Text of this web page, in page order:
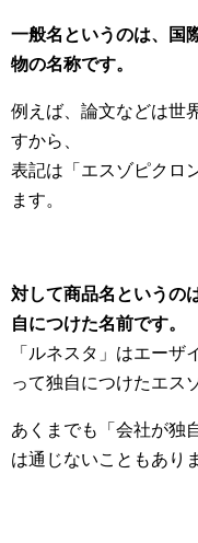
一般名というのは、国
物の名称です。
例えば、論文などは世
すから、
表記は「エスゾピクロ
ます。
対して商品名というの
自につけた名前です。
「ルネスタ」はエーザ
って独自につけたエス
あくまでも「会社が独
は通じないこともあり